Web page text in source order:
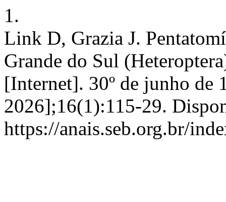
1.
Link D, Grazia J.
Grande do Sul
[Internet]. 30º de junho de
2026];16(1):115-29.
https://anais.seb.org.br/